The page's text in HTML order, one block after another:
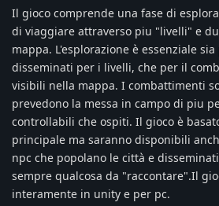
Il gioco comprende una fase di
di viaggiare attraverso piu "livelli" e
mappa. L'esplorazione è essenziale
disseminati per i livelli, che per il
visibili nella mappa. I combattimenti
prevedono la messa in campo di piu
controllabili che ospiti. Il gioco è
principale ma saranno disponibili
npc che popolano le città e
sempre qualcosa da "raccontare".Il
interamente in unity e per pc.